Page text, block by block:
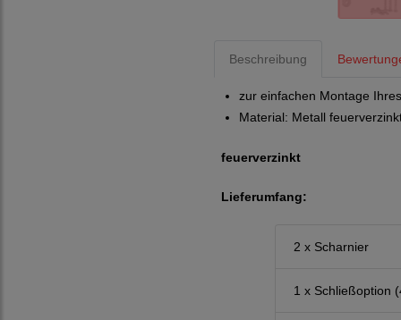
Beschreibung
zur einfachen Montage
Material: Metall
feuerverzinkt
Lieferumfang:
2 x Scharnier
1 x Schließoption